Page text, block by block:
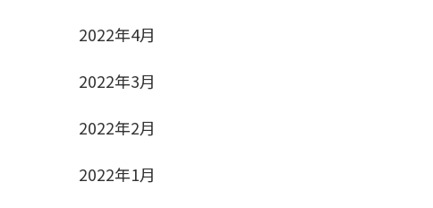
2022年4月
2022年3月
2022年2月
2022年1月